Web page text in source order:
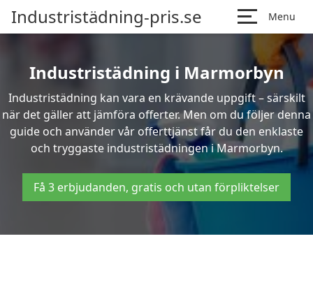
Industristädning-pris.se Menu
Industristädning i Marmorbyn
Industristädning kan vara en krävande uppgift – särskilt
när det gäller att jämföra offerter. Men om du följer denna
guide och använder vår offerttjänst får du den enklaste
och tryggaste industristädningen i Marmorbyn.
Få 3 erbjudanden, gratis och utan förpliktelser